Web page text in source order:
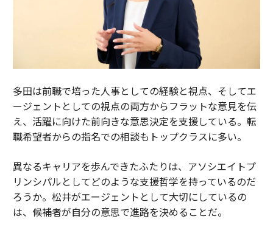
多田は前職で培った人事としての経験と視点、そしてエ
ージェントとしての視点の両方からフラットな意見を伝
え、活躍に向けた前向きな意思決定を支援している。転
職希望者からの指名での相談もトップクラスに多い。
異なるキャリアを歩んできたふたりは、アソシエイトプ
リンシパルとしてどのような支援哲学を持っているのだ
ろうか。松井がエージェントとして大切にしているの
は、候補者が自分の意思で進路を決めることだ。